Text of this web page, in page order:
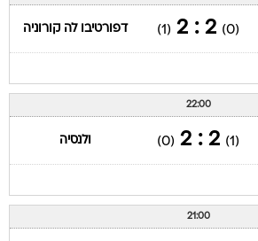
(0)
2 : 2
(1) דפורטיבו לה קורוניה
22:00
(1)
2 : 2
(0) ולנסיה
21:00